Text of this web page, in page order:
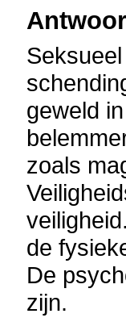
geweld
zoals
de
De
zijn.